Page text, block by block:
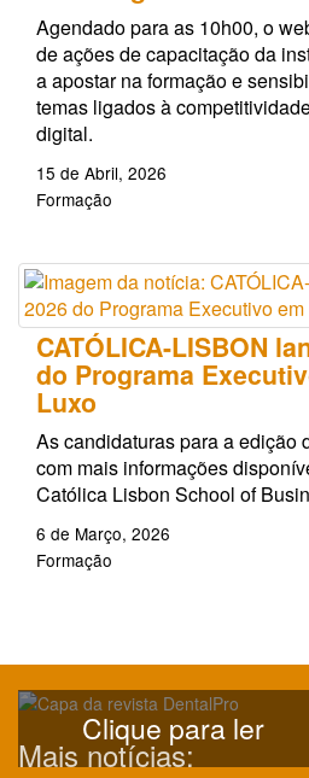
Agendado para as 10h00, o
de ações de capacitação da
a apostar na formação e
temas ligados à
digital.
15 de Abril, 2026
Formação
CATÓLICA-LISBON
do Programa
Luxo
As candidaturas para a edição
com mais informações
Católica Lisbon School of
6 de Março, 2026
Formação
Clique para ler
Mais notícias: